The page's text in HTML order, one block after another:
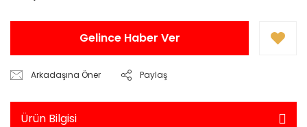
Gelince Haber Ver
Arkadaşına Öner Paylaş
Ürün Bilgisi